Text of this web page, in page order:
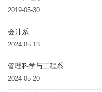
2019-05-30
会计系
2024-05-13
管理科学与工程系
2024-05-20